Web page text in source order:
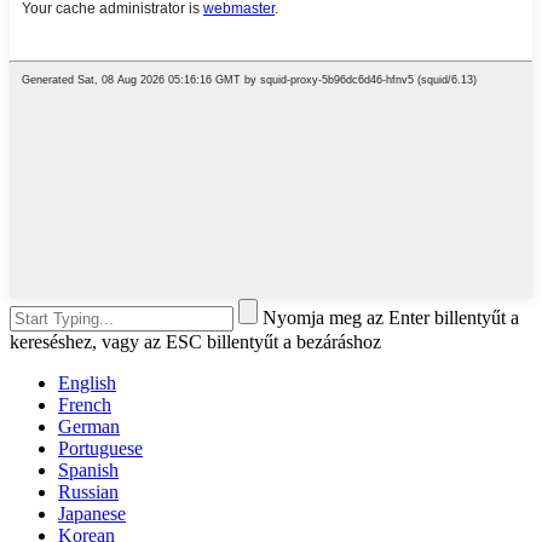
Nyomja meg az Enter billentyűt a
kereséshez, vagy az ESC billentyűt a bezáráshoz
English
French
German
Portuguese
Spanish
Russian
Japanese
Korean